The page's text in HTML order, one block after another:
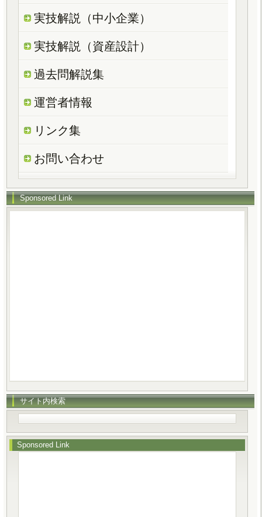
実技解説（中小企業）
実技解説（資産設計）
過去問解説集
運営者情報
リンク集
お問い合わせ
Sponsored Link
サイト内検索
Sponsored Link